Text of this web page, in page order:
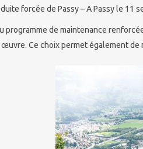
forcée de Passy – A Passy le 11
programme de maintenance
Ce choix permet également